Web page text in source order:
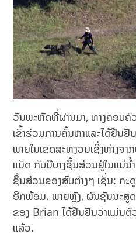
ວັນພະຫັດທີ່ຜ່ານມາ, ທາງຄອບ
ເຂົ້າຮ່ວມການຄົ້ນຫາແລະໄດ້ຢືນ
ພາຍໃນເຂດສະຫງວນເຊິ່ງຫ່າງຈາ
ແມັດ ກັບມີບາງຊິ້ນສ່ວນຢູ່ໃນແມ່ນ້
ຊິ້ນສ່ວນຂອງສົບຕ່າງໆ ເຊັ່ນ: ກະ
ອີກພ້ອມ. ພາຍຫຼັງ, ຜົນຊັນນະສູ
ຂອງ Brian ໄດ້ຢືນຢັນວ່າແມ່ນຕົ
ແລ້ວ.